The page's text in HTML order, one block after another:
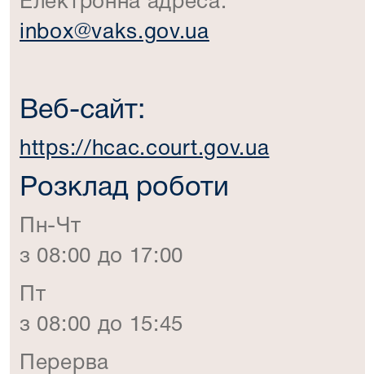
inbox@vaks.gov.ua
Веб-сайт:
https://hcac.court.gov.ua
Розклад роботи
Пн-Чт
з 08:00 до 17:00
Пт
з 08:00 до 15:45
Перерва